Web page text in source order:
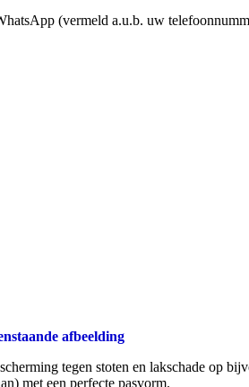
(vermeld a.u.b. uw
afbeelding
tegen stoten en lakschade op
met een perfecte pasvorm.